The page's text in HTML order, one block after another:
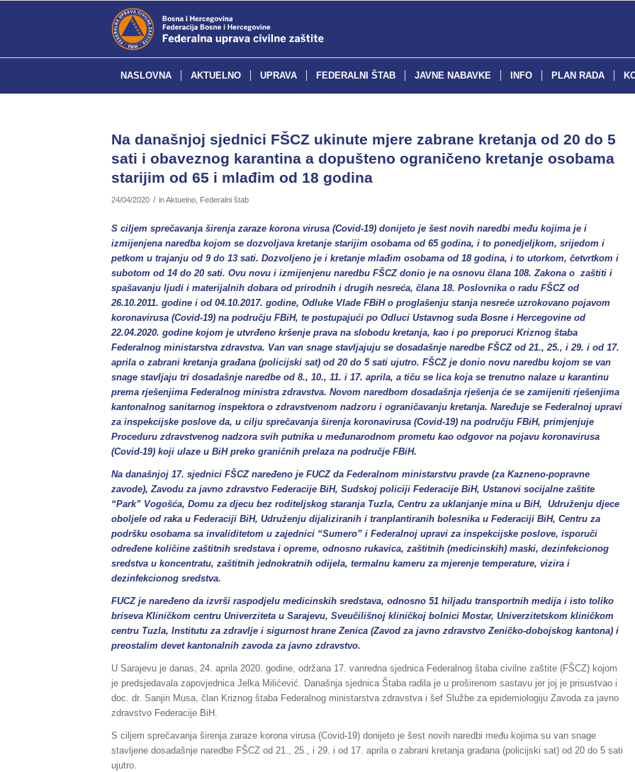
NASLOVNA AKTUELNO UPRAVA FEDERALNI ŠTAB JAVNE NABAVKE INFO PLAN RADA
Na današnjoj sjednici FŠCZ ukinute mjere zabrane kretanja od 20 do 5
sati i obaveznog karantina a dopušteno ograničeno kretanje osobama
starijim od 65 i mlađim od 18 godina
24/04/2020 / inAktuelno Federalni štab
S ciljem sprečavanja širenja zaraze korona virusa (Covid-19) donijeto je šest novih naredbi među kojima je i
izmijenjena naredba kojom se dozvoljava kretanje starijim osobama od 65 godina, i to ponedjeljkom, srijedom i
petkom u trajanju od 9 do 13 sati. Dozvoljeno je i kretanje mlađim osobama od 18 godina, i to utorkom, četvrtkom i
subotom od 14 do 20 sati. Ovu novu i izmijenjenu naredbu FŠCZ donio je na osnovu člana 108. Zakona o zaštiti i
spašavanju ljudi i materijalnih dobara od prirodnih i drugih nesreća, člana 18. Poslovnika o radu FŠCZ od
26.10.2011. godine i od 04.10.2017. godine, Odluke Vlade FBiH o proglašenju stanja nesreće uzrokovano pojavom
koronavirusa (Covid-19) na području FBiH, te postupajući po Odluci Ustavnog suda Bosne i Hercegovine od
22.04.2020. godine kojom je utvrđeno kršenje prava na slobodu kretanja, kao i po preporuci Kriznog štaba
Federalnog ministarstva zdravstva. Van van snage stavljajuju se dosadašnje naredbe FŠCZ od 21., 25., i 29. i od 17.
aprila o zabrani kretanja građana (policijski sat) od 20 do 5 sati ujutro. FŠCZ je donio novu naredbu kojom se van
snage stavljaju tri dosadašnje naredbe od 8., 10., 11. i 17. aprila, a tiču se lica koja se trenutno nalaze u karantinu
prema rješenjima Federalnog ministra zdravstva. Novom naredbom dosadašnja rješenja će se zamijeniti rješenjima
kantonalnog sanitarnog inspektora o zdravstvenom nadzoru i ograničavanju kretanja. Naređuje se Federalnoj upravi
za inspekcijske poslove da, u cilju sprečavanja širenja koronavirusa (Covid-19) na području FBiH, primjenjuje
Proceduru zdravstvenog nadzora svih putnika u međunarodnom prometu kao odgovor na pojavu koronavirusa
(Covid-19) koji ulaze u BiH preko graničnih prelaza na područje FBiH.
Na današnjoj 17. sjednici FŠCZ naređeno je FUCZ da Federalnom ministarstvu pravde (za Kazneno-popravne
zavode), Zavodu za javno zdravstvo Federacije BiH, Sudskoj policiji Federacije BiH, Ustanovi socijalne zaštite
“Park” Vogošća, Domu za djecu bez roditeljskog staranja Tuzla, Centru za uklanjanje mina u BiH, Udruženju djece
oboljele od raka u Federaciji BiH, Udruženju dijaliziranih i tranplantiranih bolesnika u Federaciji BiH, Centru za
podršku osobama sa invaliditetom u zajednici “Sumero” i Federalnoj upravi za inspekcijske poslove, isporuči
određene količine zaštitnih sredstava i opreme, odnosno rukavica, zaštitnih (medicinskih) maski, dezinfekcionog
sredstva u koncentratu, zaštitnih jednokratnih odijela, termalnu kameru za mjerenje temperature, vizira i
dezinfekcionog sredstva.
FUCZ je naređeno da izvrši raspodjelu medicinskih sredstava, odnosno 51 hiljadu transportnih medija i isto toliko
briseva Kliničkom centru Univerziteta u Sarajevu, Sveučilišnoj kliničkoj bolnici Mostar, Univerzitetskom kliničkom
centru Tuzla, Institutu za zdravlje i sigurnost hrane Zenica (Zavod za javno zdravstvo Zeničko-dobojskog kantona) i
preostalim devet kantonalnih zavoda za javno zdravstvo.
U Sarajevu je danas, 24. aprila 2020. godine, održana 17. vanredna sjednica Federalnog štaba civilne zaštite (FŠCZ) kojom
je predsjedavala zapovjednica Jelka Milićević. Današnja sjednica Štaba radila je u proširenom sastavu jer joj je prisustvao i
doc. dr. Sanjin Musa, član Kriznog štaba Federalnog ministarstva zdravstva i šef Službe za epidemiologiju Zavoda za javno
zdravstvo Federacije BiH.
S ciljem sprečavanja širenja zaraze korona virusa (Covid-19) donijeto je šest novih naredbi među kojima su van snage
stavljene dosadašnje naredbe FŠCZ od 21., 25., i 29. i od 17. aprila o zabrani kretanja građana (policijski sat) od 20 do 5 sati
ujutro.